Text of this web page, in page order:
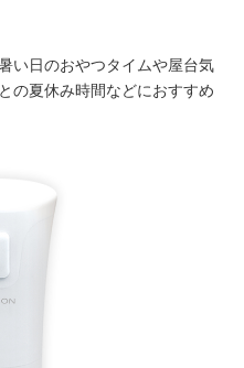
い日のおやつタイムや屋台気
の夏休み時間などにおすすめ